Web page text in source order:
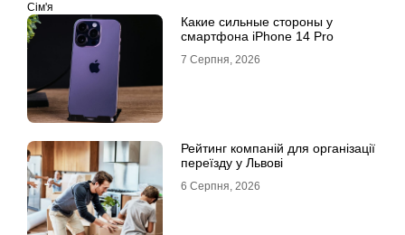
Сім'я
Какие сильные стороны у
смартфона iPhone 14 Pro
7 Серпня, 2026
Рейтинг компаній для організації
переїзду у Львові
6 Серпня, 2026